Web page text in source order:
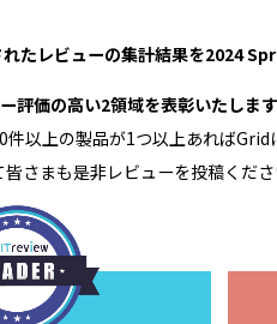
たレビューの集計結果を2024
価の高い2領域を表彰いたします
件以上の製品が1つ以上あればGrid
さまも是非レビューを投稿くだ